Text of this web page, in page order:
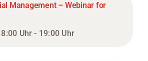
Management – Webinar for
Uhr - 19:00 Uhr